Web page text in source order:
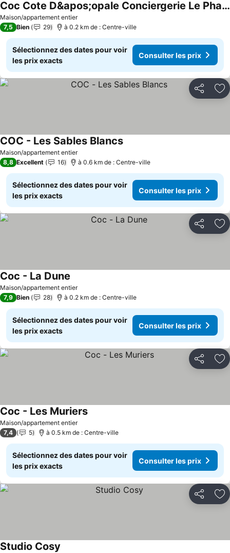
Maison/appartement entier
Coc Cote D&apos;opale Conciergerie Le Phare -4p-idealfamille-centre-plage-calme
Consulter les prix
7,5 Bien 29 à 0.2 km de : Centre-ville
Sélectionnez des dates pour voir
les prix exacts
Consulter les prix
Partager
Maison/appartement entier
COC - Les Sables BlancsConsulter les prix
8,8 Excellent 16 à 0.6 km de : Centre-ville
Sélectionnez des dates pour voir
les prix exacts
Consulter les prix
Partager
Maison/appartement entier
Coc - La Dune
7,9 Bien 28 à 0.2 km de : Centre-ville
Sélectionnez des dates pour voir
les prix exacts
Consulter les prix
Partager
Maison/appartement entier
Coc - Les MuriersConsulter les prix
7,4 5 à 0.5 km de : Centre-ville
Sélectionnez des dates pour voir
les prix exacts
Consulter les prix
Partager
Studio Cosy